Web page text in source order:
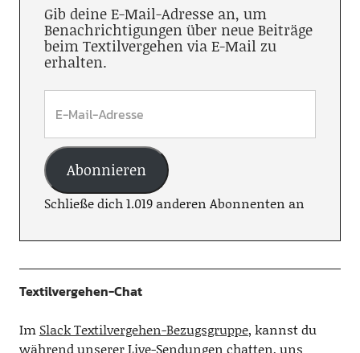
Gib deine E-Mail-Adresse an, um
Benachrichtigungen über neue Beiträge
beim Textilvergehen via E-Mail zu
erhalten.
Abonnieren
Schließe dich 1.019 anderen Abonnenten an
Textilvergehen-Chat
Im Slack Textilvergehen-Bezugsgruppe, kannst du
während unserer Live-Sendungen chatten, uns